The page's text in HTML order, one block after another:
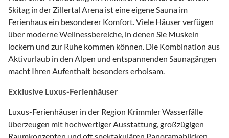
Skitag in der Zillertal Arena ist eine eigene Sauna im
Ferienhaus ein besonderer Komfort. Viele Häuser verfügen
über moderne Wellnessbereiche, in denen Sie Muskeln
lockern und zur Ruhe kommen können. Die Kombination aus
Aktivurlaub in den Alpen und entspannenden Saunagängen
macht Ihren Aufenthalt besonders erholsam.
Exklusive Luxus-Ferienhäuser
Luxus-Ferienhäuser in der Region Krimmler Wasserfälle
überzeugen mit hochwertiger Ausstattung, großzügigen
Raumkonzepten und oft spektakulären Panoramablicken.